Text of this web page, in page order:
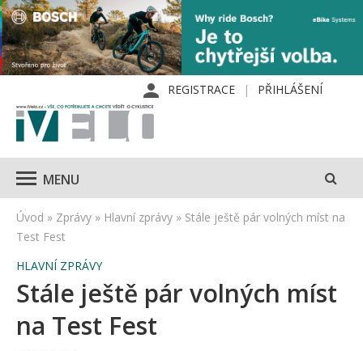
REGISTRACE PŘIHLÁŠENÍ
MENU
Úvod » Zprávy » Hlavní zprávy » Stále ještě pár volných míst na
Test Fest
HLAVNÍ ZPRÁVY
Stále ještě pár volných míst
na Test Fest